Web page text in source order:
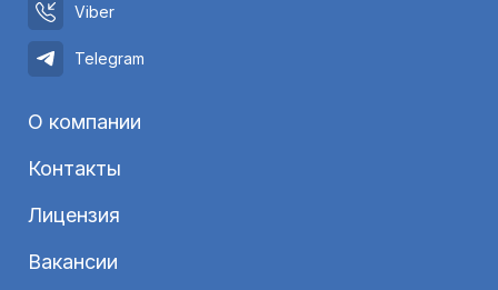
Viber
Telegram
О компании
Контакты
Лицензия
Вакансии